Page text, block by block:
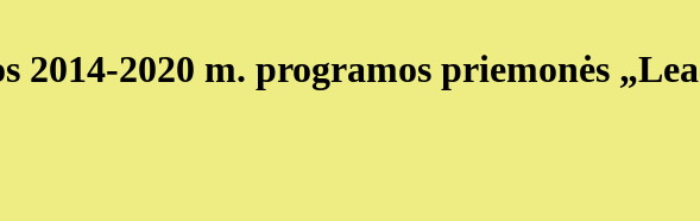
2020 m. programos priemonės